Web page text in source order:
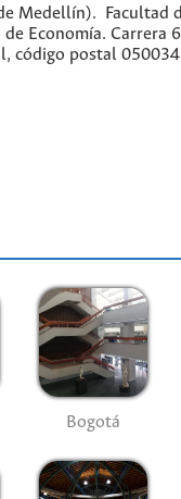
Medellín). Facultad
Economía. Carrera
código postal
Bogotá